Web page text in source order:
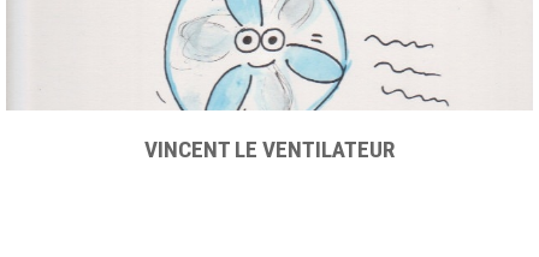
VINCENT LE VENTILATEUR